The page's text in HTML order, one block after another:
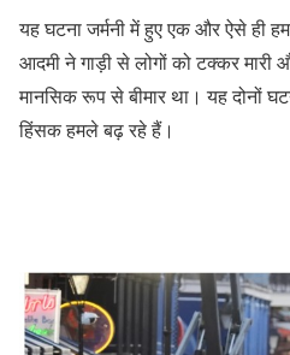
यह घटना जर्मनी में हुए एक और ऐसे ही
आदमी ने गाड़ी से लोगों को टक्कर मारी
मानसिक रूप से बीमार था। यह दोनों
हिंसक हमले बढ़ रहे हैं।